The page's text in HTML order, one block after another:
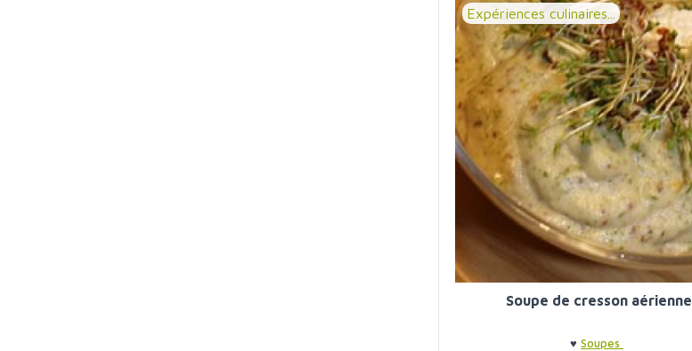
Expériences culinaires...
Soupe de cresson aérienne
♥ Soupes